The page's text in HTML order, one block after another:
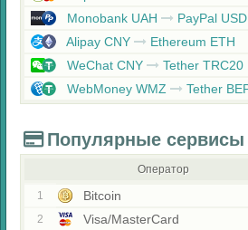
Monobank UAH
PayPal USD
Alipay CNY
Ethereum ETH
WeChat CNY
Tether TRC20
WebMoney WMZ
Tether
Популярные сервисы
Оператор
1 Bitcoin
2 Visa/MasterCard